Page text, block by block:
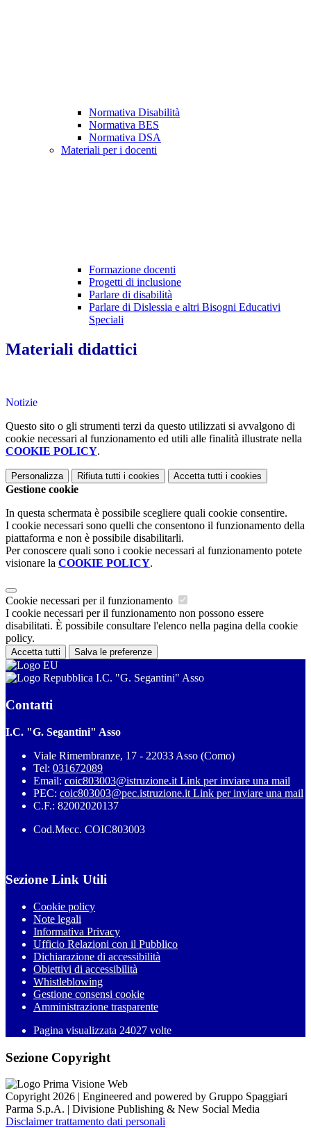
Normativa Disabilità
Normativa BES
Normativa DSA
Materiali per i docenti
Formazione docenti
Progetti di inclusione
Parlare di disabilità
Parlare di Dislessia e altri Bisogni Educativi
Speciali
Materiali didattici
Notizie
Questo sito o gli strumenti terzi da questo utilizzati si avvalgono di
cookie necessari al funzionamento ed utili alle finalità illustrate nella
COOKIE POLICY.
Personalizza Rifiuta tutti i cookies Accetta tutti i cookies
Gestione cookie
In questa schermata è possibile scegliere quali cookie consentire.
I cookie necessari sono quelli che consentono il funzionamento della
piattaforma e non è possibile disabilitarli.
Per conoscere quali sono i cookie necessari al funzionamento potete
visionare la COOKIE POLICY.
Cookie necessari per il funzionamento
I cookie necessari per il funzionamento non possono essere
disabilitati. È possibile consultare l'elenco nella pagina della cookie
policy.
Accetta tutti Salva le preferenze
I.C. "G. Segantini" Asso
Contatti
I.C. "G. Segantini" Asso
Viale Rimembranze, 17 - 22033 Asso (Como)
Tel: 031672089
Email: coic803003@istruzione.it Link per inviare una mail
PEC: coic803003@pec.istruzione.it Link per inviare una mail
C.F.: 82002020137
Cod.Mecc. COIC803003
Sezione Link Utili
Cookie policy
Note legali
Informativa Privacy
Ufficio Relazioni con il Pubblico
Dichiarazione di accessibilità
Obiettivi di accessibilità
Whistleblowing
Gestione consensi cookie
Amministrazione trasparente
Pagina visualizzata 24027 volte
Sezione Copyright
Copyright 2026 | Engineered and powered by Gruppo Spaggiari
Parma S.p.A. | Divisione Publishing & New Social Media
Disclaimer trattamento dati personali